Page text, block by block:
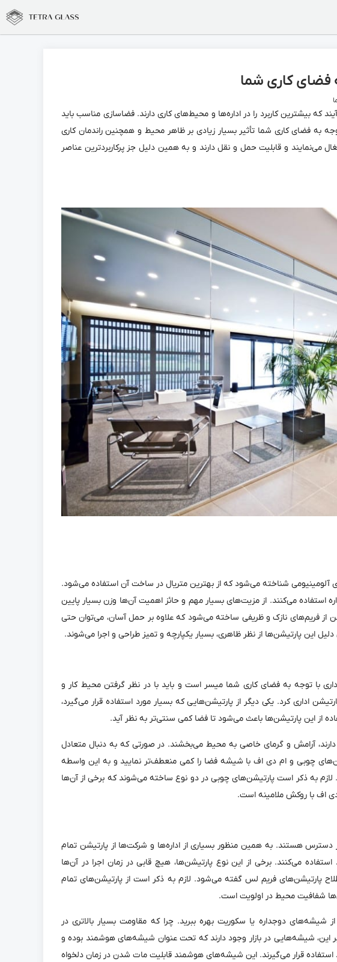
فضای کاری شما
که بیشترین کاربرد را در اداره‌ها و محیط‌های کاری دارند. فضاسازی مناسب باید
به فضای کاری شما تأثیر بسیار زیادی بر ظاهر محیط و همچنین راندمان کاری
می‌نمایند و قابلیت حمل و نقل دارند و به همین دلیل جز پرکاربردترین عناصر
آلومینیومی شناخته می‌شود که از بهترین متریال در ساخت آن استفاده می‌شود.
استفاده می‌کنند. از مزیت‌های بسیار مهم و حائز اهمیت آن‌ها وزن بسیار پایین
از فریم‌های نازک و ظریفی ساخته می‌شود که علاوه بر حمل آسان، می‌توان حتی
این پارتیشن‌ها از نظر ظاهری، بسیار یکپارچه و تمیز طراحی و اجرا می‌شوند.
با توجه به فضای کاری شما میسر است و باید با در نظر گرفتن محیط کار و
اداری کرد. یکی دیگر از پارتیشن‌هایی که بسیار مورد استفاده قرار می‌گیرد،
از این پارتیشن‌ها باعث می‌شود تا فضا کمی سنتی‌تر به نظر آید.
آرامش و گرمای خاصی به محیط می‌بخشند. در صورتی که به دنبال متعادل
چوبی و ‌ام دی اف با شیشه فضا را کمی منعطف‌تر نمایید و به این واسطه
لازم به ذکر است پارتیشن‌های چوبی در دو نوع ساخته می‌شوند که برخی از آن‌ها
اف با روکش ملامینه است.
دسترس هستند. به همین منظور بسیاری از اداره‌ها و شرکت‌ها از پارتیشن تمام
می‌کنند. برخی از این نوع پارتیشن‌ها، هیچ قابی در زمان اجرا در آن‌ها
پارتیشن‌های فریم لس گفته می‌شود. لازم به ذکر است از پارتیشن‌های تمام
شفافیت محیط در اولویت است.
شیشه‌های دوجداره یا سکوریت بهره ببرید. چرا که مقاومت بسیار بالاتری در
این، شیشه‌هایی در بازار وجود دارند که تحت عنوان شیشه‌های هوشمند بوده و
استفاده قرار می‌گیرند. این شیشه‌های هوشمند قابلیت مات شدن در زمان دلخواه